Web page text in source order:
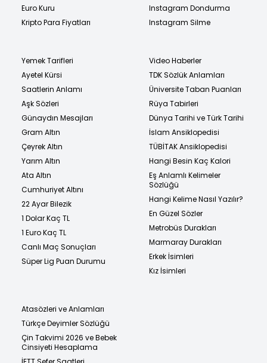
Euro Kuru
Kripto Para Fiyatları
Instagram Dondurma
Instagram Silme
Yemek Tarifleri
Ayetel Kürsi
Saatlerin Anlamı
Aşk Sözleri
Günaydın Mesajları
Gram Altın
Çeyrek Altın
Yarım Altın
Ata Altın
Cumhuriyet Altını
22 Ayar Bilezik
1 Dolar Kaç TL
1 Euro Kaç TL
Canlı Maç Sonuçları
Süper Lig Puan Durumu
Video Haberler
TDK Sözlük Anlamları
Üniversite Taban Puanları
Rüya Tabirleri
Dünya Tarihi ve Türk Tarihi
İslam Ansiklopedisi
TÜBİTAK Ansiklopedisi
Hangi Besin Kaç Kalori
Eş Anlamlı Kelimeler
Sözlüğü
Hangi Kelime Nasıl Yazılır?
En Güzel Sözler
Metrobüs Durakları
Marmaray Durakları
Erkek İsimleri
Kız İsimleri
Atasözleri ve Anlamları
Türkçe Deyimler Sözlüğü
Çin Takvimi 2026 ve Bebek
Cinsiyeti Hesaplama